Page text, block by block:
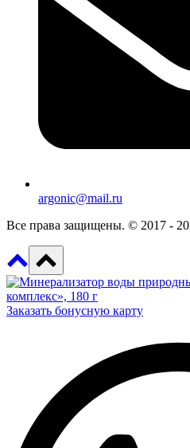
argonic@mail.ru
Все права защищены. © 2017 -
Заказать бонусную карту